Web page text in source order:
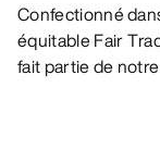
Confectionné
équitable Fair
fait partie de